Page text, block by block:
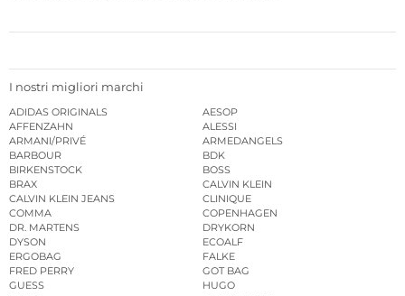
I nostri migliori marchi
ADIDAS ORIGINALS
AESOP
AFFENZAHN
ALESSI
ARMANI/PRIVÉ
ARMEDANGELS
BARBOUR
BDK
BIRKENSTOCK
BOSS
BRAX
CALVIN KLEIN
CALVIN KLEIN JEANS
CLINIQUE
COMMA
COPENHAGEN
DR. MARTENS
DRYKORN
DYSON
ECOALF
ERGOBAG
FALKE
FRED PERRY
GOT BAG
GUESS
HUGO